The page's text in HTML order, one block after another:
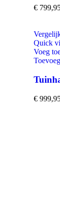
€
Quick
Voeg
€